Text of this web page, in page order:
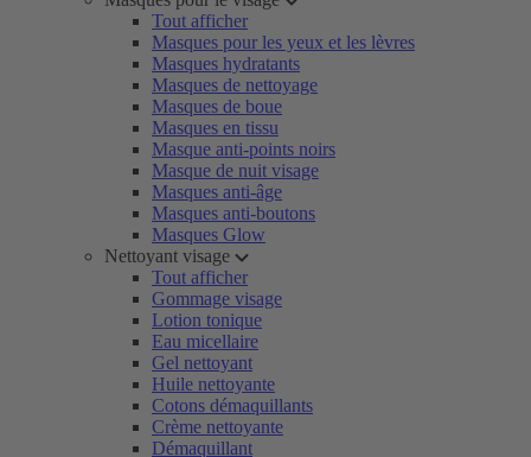
Tout afficher
Masques pour les yeux et les lèvres
Masques hydratants
Masques de nettoyage
Masques de boue
Masques en tissu
Masque anti-points noirs
Masque de nuit visage
Masques anti-âge
Masques anti-boutons
Masques Glow
Nettoyant visage
Tout afficher
Gommage visage
Lotion tonique
Eau micellaire
Gel nettoyant
Huile nettoyante
Cotons démaquillants
Crème nettoyante
Démaquillant